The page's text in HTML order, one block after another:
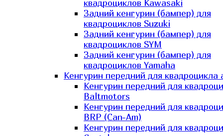
квадроциклов Kawasaki
Задний кенгурин (бампер) для
квадроциклов Suzuki
Задний кенгурин (бампер) для
квадроциклов SYM
Задний кенгурин (бампер) для
квадроциклов Yamaha
Кенгурин передний для квадроцикла
Кенгурин передний для
Baltmotors
Кенгурин передний для
BRP (Can-Am)
Кенгурин передний для